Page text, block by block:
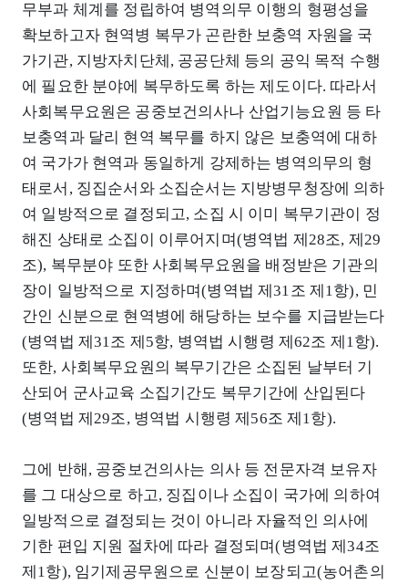
무부과 체계를 정립하여 병역의무 이행의 형평성을
확보하고자 현역병 복무가 곤란한 보충역 자원을 국
가기관, 지방자치단체, 공공단체 등의 공익 목적 수행
에 필요한 분야에 복무하도록 하는 제도이다. 따라서
사회복무요원은 공중보건의사나 산업기능요원 등 타
보충역과 달리 현역 복무를 하지 않은 보충역에 대하
여 국가가 현역과 동일하게 강제하는 병역의무의 형
태로서, 징집순서와 소집순서는 지방병무청장에 의하
여 일방적으로 결정되고, 소집 시 이미 복무기관이 정
해진 상태로 소집이 이루어지며(병역법 제28조, 제29
조), 복무분야 또한 사회복무요원을 배정받은 기관의
장이 일방적으로 지정하며(병역법 제31조 제1항), 민
간인 신분으로 현역병에 해당하는 보수를 지급받는다
(병역법 제31조 제5항, 병역법 시행령 제62조 제1항).
또한, 사회복무요원의 복무기간은 소집된 날부터 기
산되어 군사교육 소집기간도 복무기간에 산입된다
(병역법 제29조, 병역법 시행령 제56조 제1항).
그에 반해, 공중보건의사는 의사 등 전문자격 보유자
를 그 대상으로 하고, 징집이나 소집이 국가에 의하여
일방적으로 결정되는 것이 아니라 자율적인 의사에
기한 편입 지원 절차에 따라 결정되며(병역법 제34조
제1항), 임기제공무원으로 신분이 보장되고(농어촌의